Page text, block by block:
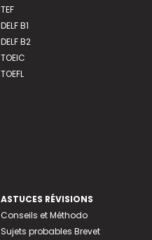
TEF
DELF B1
DELF B2
TOEIC
TOEFL
ASTUCES RÉVISIONS
Conseils et Méthodo
Sujets probables Brevet